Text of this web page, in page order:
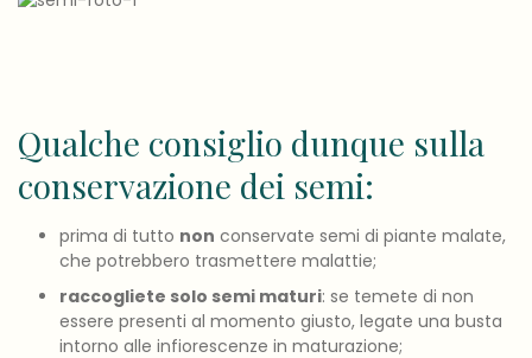
Qualche consiglio dunque sulla
conservazione dei semi:
prima di tutto non conservate semi di piante malate,
che potrebbero trasmettere malattie;
raccogliete solo semi maturi: se temete di non
essere presenti al momento giusto, legate una busta
intorno alle infiorescenze in maturazione;